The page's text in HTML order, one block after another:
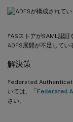
FASストアがSAML認証
ADFS展開が不足してい
解決策
Federated
いては、「Federated
さい。